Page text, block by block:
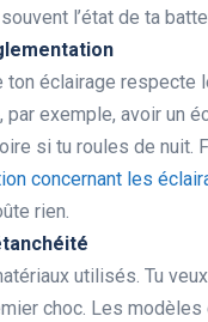
l’état de ta
ton éclairage respecte
par exemple, avoir un
si tu roules de nuit.
concernant les
rien.
utilisés. Tu
choc. Les modèles